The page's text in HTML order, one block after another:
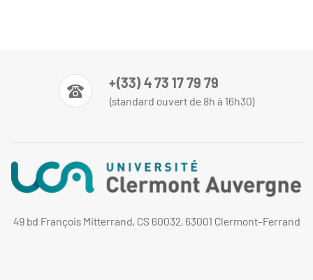
+(33) 4 73 17 79 79
(standard ouvert de 8h à 16h30)
49 bd François Mitterrand, CS 60032, 63001 Clermont-Ferrand